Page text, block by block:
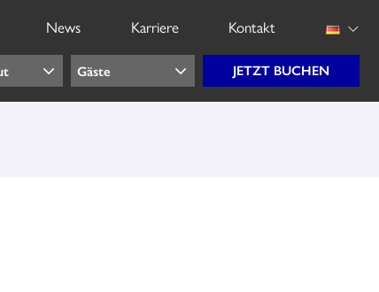
News Karriere Kontakt